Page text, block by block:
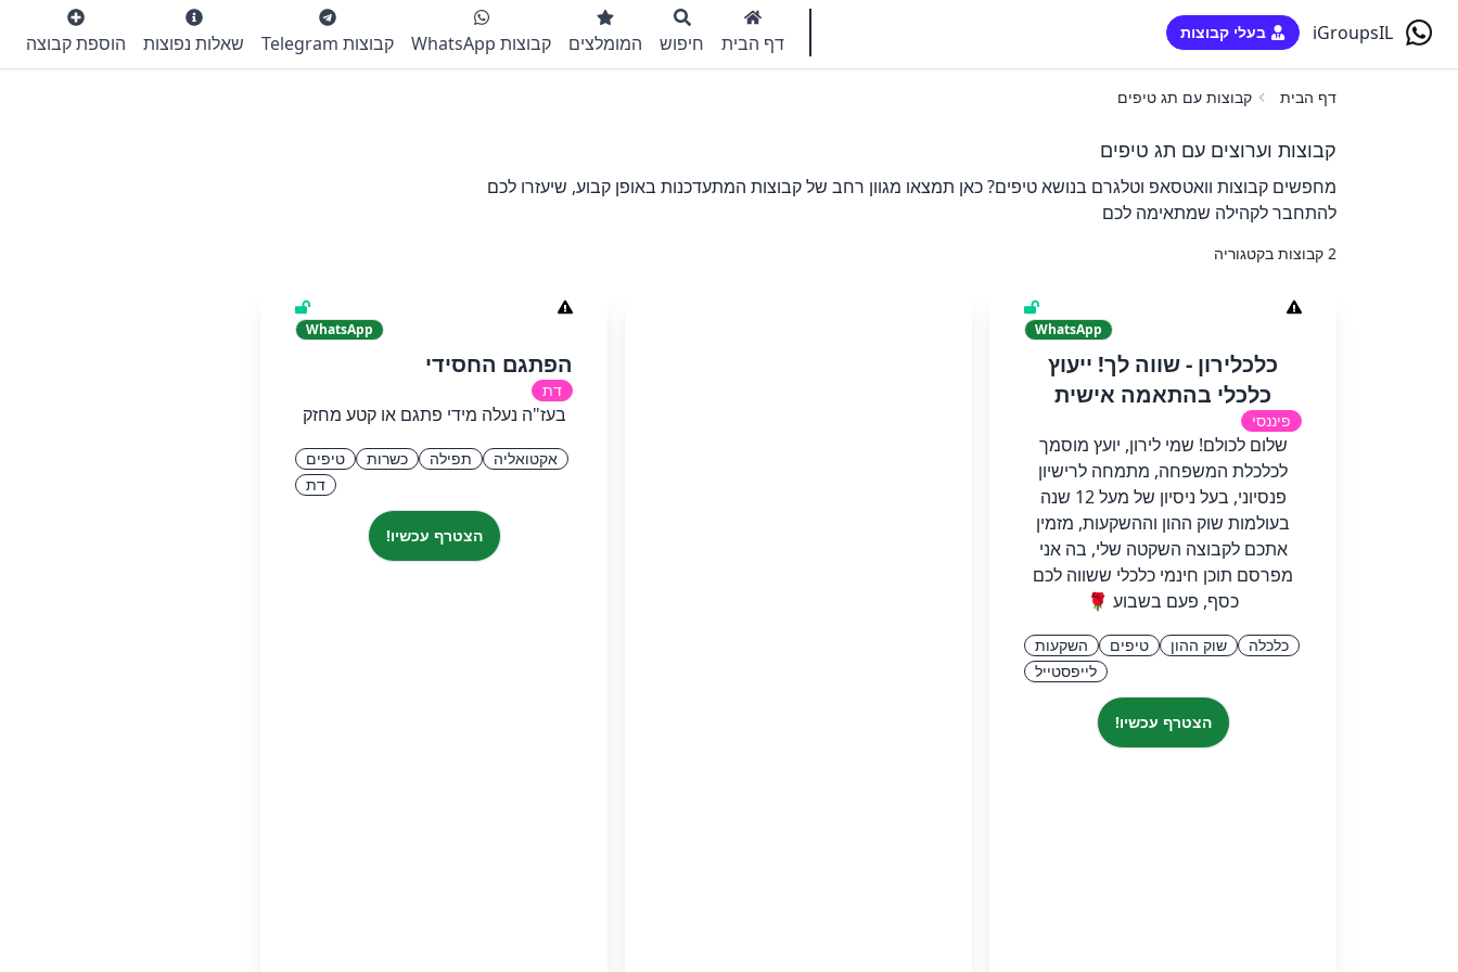
iGroupsIL בעלי קבוצות דף הבית חיפוש המומלצים קבוצות WhatsApp קבוצות Telegram שאלות נפוצות הוספת קבוצה
דף הבית קבוצות עם תג טיפים
קבוצות וערוצים עם תג טיפים
מחפשים קבוצות וואטסאפ וטלגרם בנושא טיפים? כאן תמצאו מגוון רחב של קבוצות המתעדכנות באופן קבוע, שיעזרו לכם
להתחבר לקהילה שמתאימה לכם
2 קבוצות בקטגוריה
WhatsApp
כלכלירון - שווה לך! ייעוץ
כלכלי בהתאמה אישית
פיננסי
שלום לכולם! שמי לירון, יועץ מוסמך
לכלכלת המשפחה, מתמחה לרישיון
פנסיוני, בעל ניסיון של מעל 12 שנה
בעולמות שוק ההון וההשקעות, מזמין
אתכם לקבוצה השקטה שלי, בה אני
מפרסם תוכן חינמי כלכלי ששווה לכם
כסף, פעם בשבוע 🌹
כלכלה שוק ההון טיפים
השקעות
לייפסטייל
הצטרף עכשיו!
WhatsApp
הפתגם החסידי
דת
בעז"ה נעלה מידי פתגם או קטע מחזק
אקטואליה תפילה כשרות
טיפים
דת
הצטרף עכשיו!